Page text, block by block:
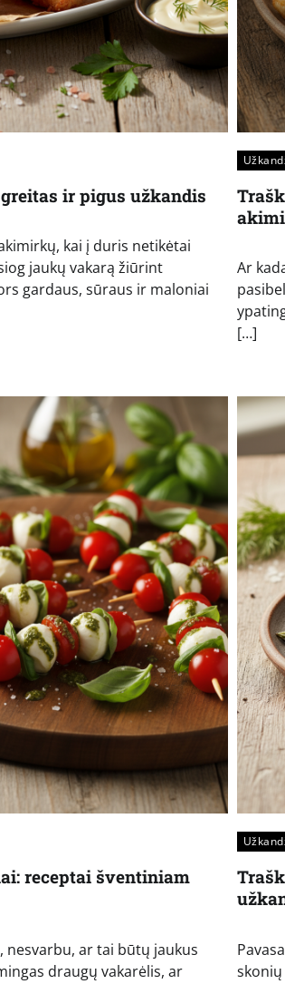
ir pigus užkandis
kai į duris netikėtai
jaukų vakarą žiūrint
gardaus, sūraus ir maloniai
Ar
[…]
receptai šventiniam
nesvarbu, ar tai būtų jaukus
draugų vakarėlis, ar